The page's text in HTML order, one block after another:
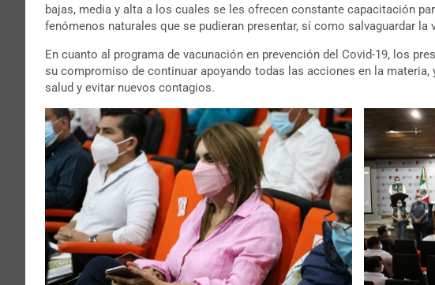
bajas, media y alta a los cuales se les ofrecen constante capacitación
fenómenos naturales que se pudieran presentar, sí como salvaguardar
En cuanto al programa de vacunación en prevención del Covid-19, los
su compromiso de continuar apoyando todas las acciones en la
salud y evitar nuevos contagios.